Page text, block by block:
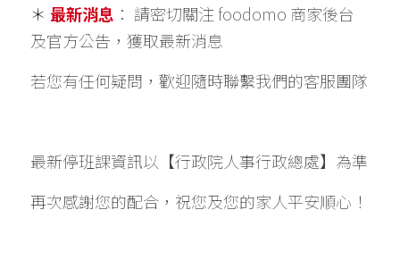
＊ 最新消息 ： 請密切關注 foodomo 商家後台
及官方公告，獲取最新消息
若您有任何疑問，歡迎隨時聯繫我們的客服團隊